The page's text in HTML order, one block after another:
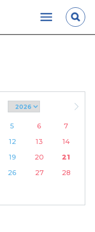
5 6
7
12 13
14
19 20
21
26 27
28